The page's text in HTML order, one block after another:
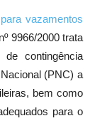
vazamentos
9966/2000 trata
contingência
(PNC) a
bem como
para o